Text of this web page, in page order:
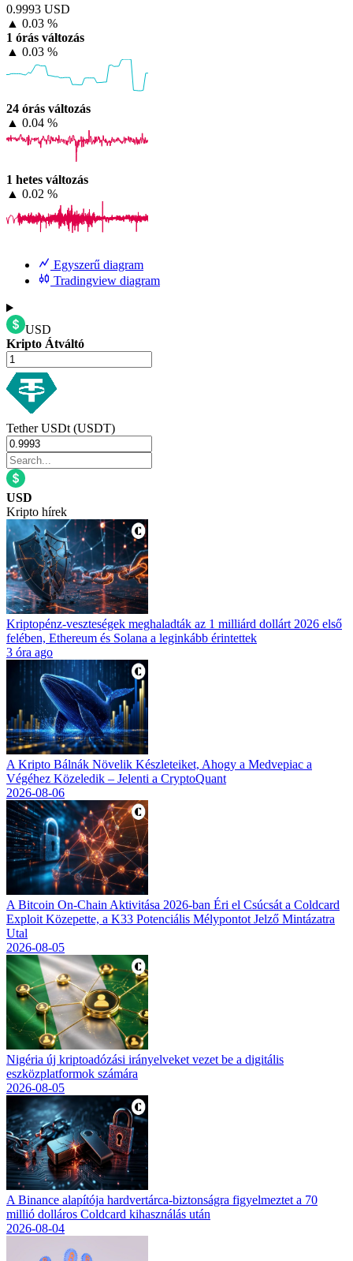
0.9993 USD
▲ 0.03 %
1 órás változás
▲ 0.03 %
24 órás változás
▲ 0.04 %
1 hetes változás
▲ 0.02 %
Egyszerű diagram
Tradingview diagram
USD
Kripto Átváltó
Tether USDt (USDT)
USD
Kripto hírek
Kriptopénz-veszteségek meghaladták az 1 milliárd dollárt 2026 első
felében, Ethereum és Solana a leginkább érintettek
3 óra ago
A Kripto Bálnák Növelik Készleteiket, Ahogy a Medvepiac a
Végéhez Közeledik – Jelenti a CryptoQuant
2026-08-06
A Bitcoin On-Chain Aktivitása 2026-ban Éri el Csúcsát a Coldcard
Exploit Közepette, a K33 Potenciális Mélypontot Jelző Mintázatra
Utal
2026-08-05
Nigéria új kriptoadózási irányelveket vezet be a digitális
eszközplatformok számára
2026-08-05
A Binance alapítója hardvertárca-biztonságra figyelmeztet a 70
millió dolláros Coldcard kihasználás után
2026-08-04